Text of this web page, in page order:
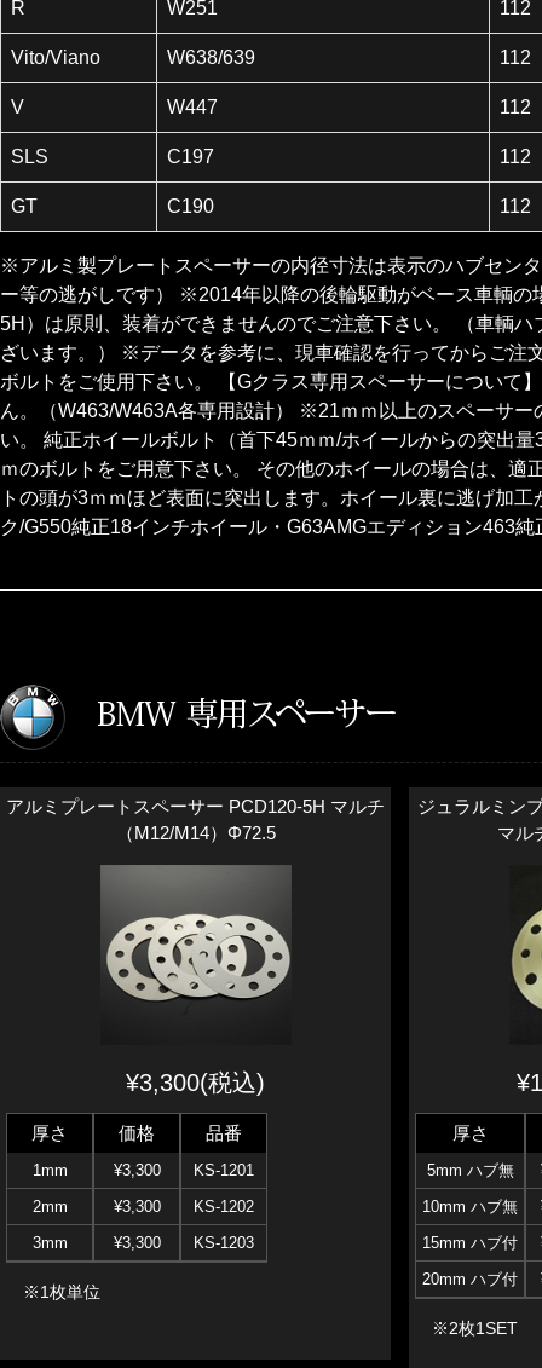
R W251 112
Vito/Viano W638/639 112
V W447 112
SLS C197 112
GT C190 112
※アルミ製プレートスペーサーの内径寸法は表示のハブセン
ー等の逃がしです） ※2014年以降の後輪駆動がベース車輌
5H）は原則、装着ができませんのでご注意下さい。 （車輌
ざいます。） ※データを参考に、現車確認を行ってからご
ボルトをご使用下さい。 【Gクラス専用スペーサーについ
ん。（W463/W463A各専用設計） ※21ｍｍ以上のスペーサ
い。 純正ホイールボルト（首下45ｍｍ/ホイールからの突出
ｍのボルトをご用意下さい。 その他のホイールの場合は、
トの頭が3ｍｍほど表面に突出します。ホイール裏に逃げ加
ク/G550純正18インチホイール・G63AMGエディション463
アルミプレートスペーサー PCD120-5H マルチ
（M12/M14）Φ72.5
¥3,300(税込)
厚さ
1mm
2mm
3mm
価格
¥3,300
¥3,300
¥3,300
品番
KS-1201
KS-1202
KS-1203
※1枚単位
ジュラルミン
マル
厚さ
5mm ハブ無
10mm ハブ無
15mm ハブ付
20mm ハブ付
※2枚1SET